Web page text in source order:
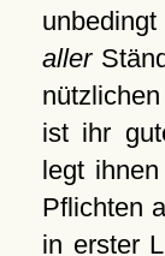
aller
ist ihr
legt
Pflichten
in erster